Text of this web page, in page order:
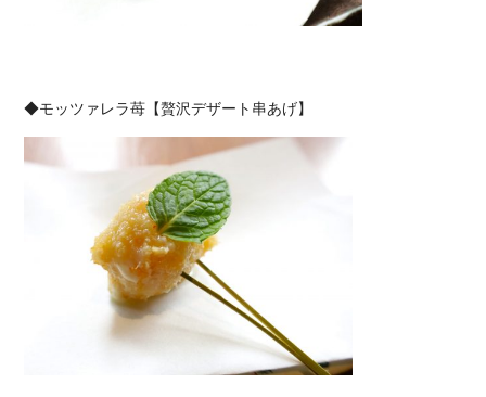
◆モッツァレラ苺【贅沢デザート串あげ】